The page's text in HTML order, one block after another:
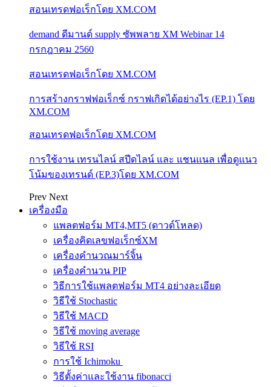
สอนเทรดฟอเร็กโดย XM.COM
demand ดีมานด์ supply ซัพพลาย XM Webinar 14
กรกฎาคม 2560
สอนเทรดฟอเร็กโดย XM.COM
การสร้างกราฟฟอเร็กซ์ กราฟเกิดได้อย่างไร (EP.1) โดย
XM.COM
สอนเทรดฟอเร็กโดย XM.COM
การใช้งาน เทรนไลน์ สปีดไลน์ และ แชนแนล เพื่อดูแนว
โน้มของเทรนด์ (EP.3)โดย XM.COM
Prev Next
เครื่องมือ
แพลตฟอร์ม MT4,MT5 (ดาวด์โหลด)
เครื่องคิดเลขฟอเร็กซ์XM
เครื่องคำนวณมาร์จิ้น
เครื่องคำนวน PIP
วิธีการใช้แพลตฟอร์ม MT4 อย่างละเอียด
วิธีใช้ Stochastic
วิธีใช้ MACD
วิธีใช้ moving average
วิธีใช้ RSI
การใช้ Ichimoku
วิธีตั้งค่าและใช้งาน fibonacci